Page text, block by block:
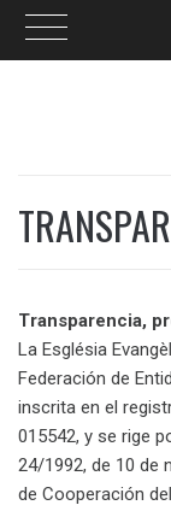
Transparencia,
La Església
Federación de
inscrita en el
015542, y se rige
24/1992, de 10 de
de Cooperación